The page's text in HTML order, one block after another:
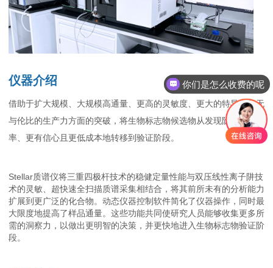
仪器介绍
借助于扩大规模、大规模高通量、更高的灵敏度、更大的特异性和无
与伦比的生产力方面的突破，将生物标志物候选物从发现阶段更有效
率、更有信心且更低成本地转移到验证阶段。
Stellar质谱仪将三重四极杆技术的稳健定量性能与双压线性离子阱技
术的灵敏、超快速全扫描质谱采集相结合，将其前所未有的分析能力
扩展到更广泛的化合物。动态仪器控制软件简化了仪器操作，同时最
大限度地提高了样品通量。这些功能共同使研究人员能够收集更多所
需的洞察力，以做出更明智的决策，并更快地进入生物标志物验证阶
段。
你们是怎么收费的呢